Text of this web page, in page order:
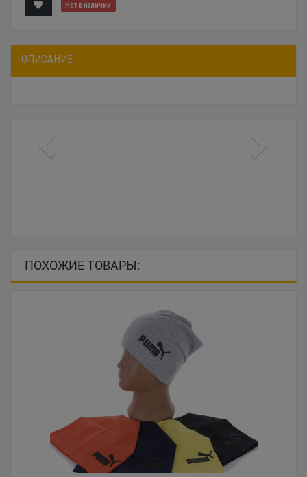
Нет в наличии
ОПИСАНИЕ
ПОХОЖИЕ ТОВАРЫ: